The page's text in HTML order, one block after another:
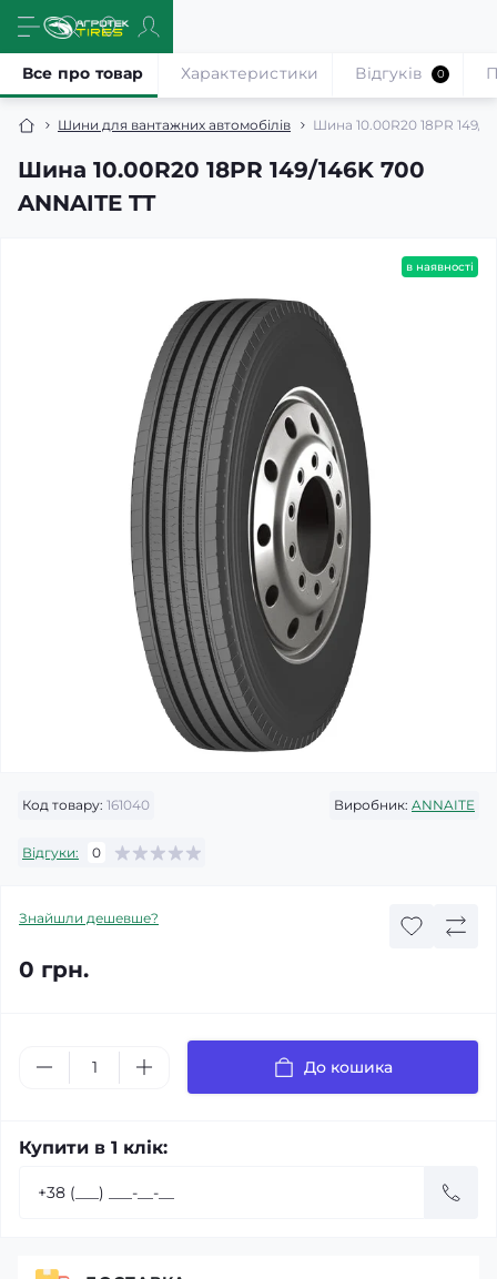
Шини для вантажних автомобілів Шина 10.00R20 18PR 149/
Шина 10.00R20 18PR 149/146K 700
ANNAITE TT
Все про товар Характеристики Відгуків 0
в наявності
Код товару: 161040 Виробник: ANNAITE
Відгуки: 0
Знайшли дешевше?
0 грн.
До кошика
Купити в 1 клік: